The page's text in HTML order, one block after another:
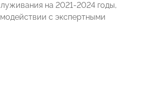
на 2021-2024 годы,
с экспертными